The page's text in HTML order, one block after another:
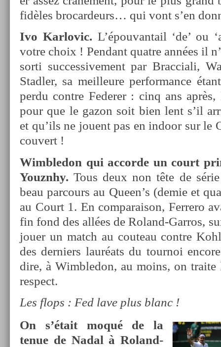
fidèles brocar­deurs… qui vont s’en
Ivo Kar­lovic. L’épouvan­tail ‘de’ ou
votre choix ! Pen­dant quat­re années il
sorti suc­ces­sive­ment par Brac­ciali,
Stadl­er, sa meil­leure per­for­mance
perdu con­tre Feder­er : cinq ans
pour que le gazon soit bien lent s’il
et qu’ils ne jouent pas en in­door sur le
co­uvert !
Wimbledon qui ac­corde un court
Youznhy. Tous deux non tête de
beau par­cours au Queen’s (demie et
au Court 1. En com­paraison, Fer­rero
fin fond des allées de Roland-Garros,
jouer un match au co­uteau con­tre
des de­rni­ers lauréats du tour­noi
dire, à Wimbledon, au moins, on traite
re­spect.
Les flops : Fed lave plus blanc !
On s’était moqué de la
tenue de Nadal à Roland-